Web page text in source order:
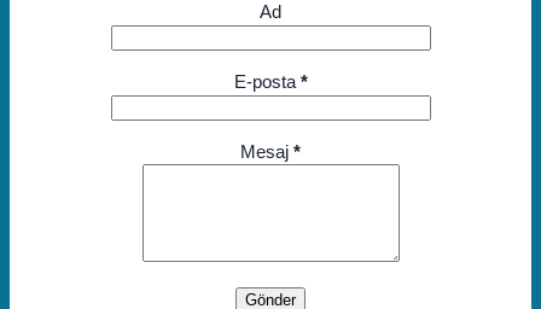
Ad
E-posta *
Mesaj *